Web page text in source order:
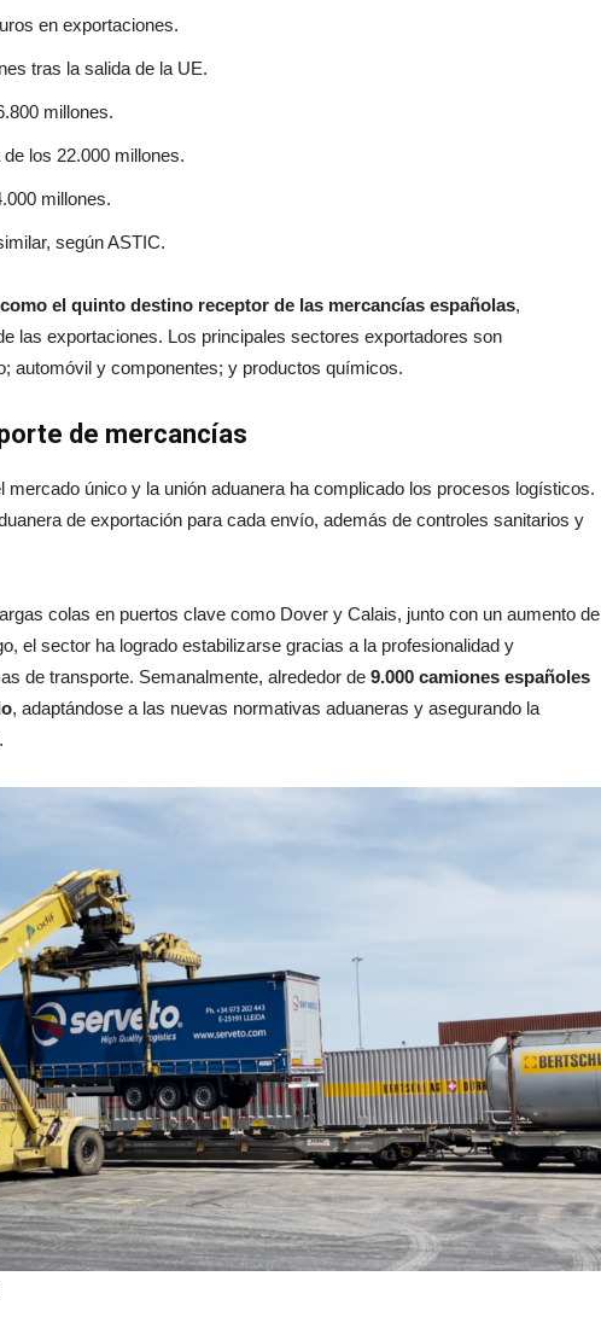
en exportaciones.
tras la salida de la UE.
millones.
los 22.000 millones.
millones.
según ASTIC.
el quinto destino receptor de las mercancías españolas,
las exportaciones. Los principales sectores exportadores son
automóvil y componentes; y productos químicos.
de mercancías
mercado único y la unión aduanera ha complicado los procesos logísticos.
de exportación para cada envío, además de controles sanitarios y
colas en puertos clave como Dover y Calais, junto con un aumento de
el sector ha logrado estabilizarse gracias a la profesionalidad y
de transporte. Semanalmente, alrededor de 9.000 camiones españoles
, adaptándose a las nuevas normativas aduaneras y asegurando la